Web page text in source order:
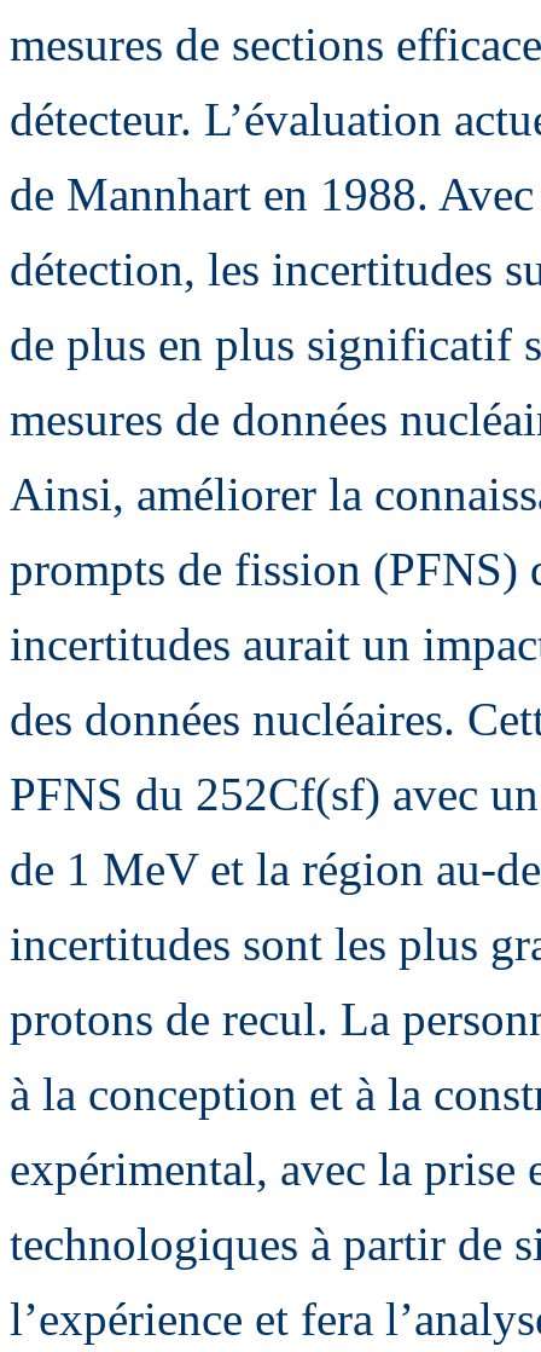
mesures de sections
détecteur. L’évaluation
de Mannhart en 1988.
détection, les incertitudes
de plus en plus significatif
mesures de données
Ainsi, améliorer la
prompts de fission (PFNS)
incertitudes aurait un
des données nucléaires.
PFNS du 252Cf(sf) avec
de 1 MeV et la région au-
incertitudes sont les plus
protons de recul. La
à la conception et à la
expérimental, avec la prise
technologiques à partir de
l’expérience et fera